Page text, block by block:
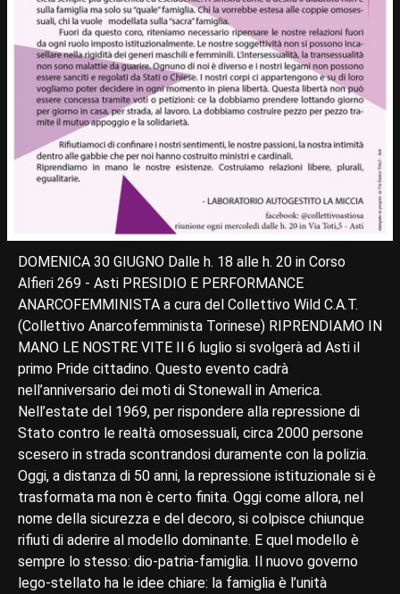
DOMENICA 30 GIUGNO Dalle h. 18 alle h. 20 in Corso
Alfieri 269 - Asti PRESIDIO E PERFORMANCE
ANARCOFEMMINISTA a cura del Collettivo Wild C.A.T.
(Collettivo Anarcofemminista Torinese) RIPRENDIAMO IN
MANO LE NOSTRE VITE Il 6 luglio si svolgerà ad Asti il
primo Pride cittadino. Questo evento cadrà
nell’anniversario dei moti di Stonewall in America.
Nell’estate del 1969, per rispondere alla repressione di
Stato contro le realtà omosessuali, circa 2000 persone
scesero in strada scontrandosi duramente con la polizia.
Oggi, a distanza di 50 anni, la repressione istituzionale si è
trasformata ma non è certo finita. Oggi come allora, nel
nome della sicurezza e del decoro, si colpisce chiunque
rifiuti di aderire al modello dominante. E quel modello è
sempre lo stesso: dio-patria-famiglia. Il nuovo governo
lego-stellato ha le idee chiare: la famiglia è l’unità